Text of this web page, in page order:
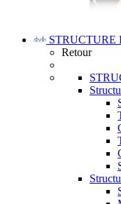
STRUCTURE
Retour